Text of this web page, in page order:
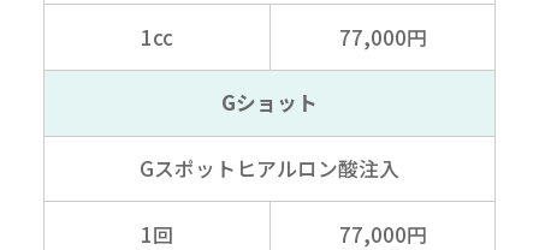
1cc 77,000円
Gショット
Gスポット ヒアルロン酸注入
1回 77,000円